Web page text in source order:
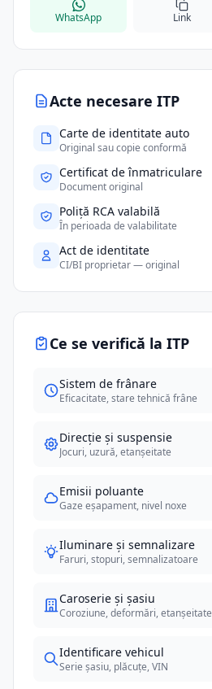
Acte necesare ITP
Carte de identitate auto
Original sau copie conformă
Certificat de înmatriculare
Document original
Poliță RCA valabilă
În perioada de valabilitate
Act de identitate
CI/BI proprietar — original
Ce se verifică la ITP
Sistem de frânare
Eficacitate, stare tehnică frâne
Direcție și suspensie
Jocuri, uzură, etanșeitate
Emisii poluante
Gaze eșapament, nivel noxe
Iluminare și semnalizare
Faruri, stopuri, semnalizatoare
Caroserie și șasiu
Coroziune, deformări, etanșeitate
Identificare vehicul
Serie șasiu, plăcuțe, VIN
WhatsApp Link